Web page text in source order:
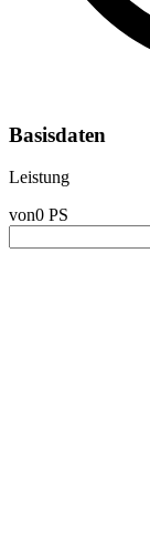
Basisdaten
Leistung
von0 PS